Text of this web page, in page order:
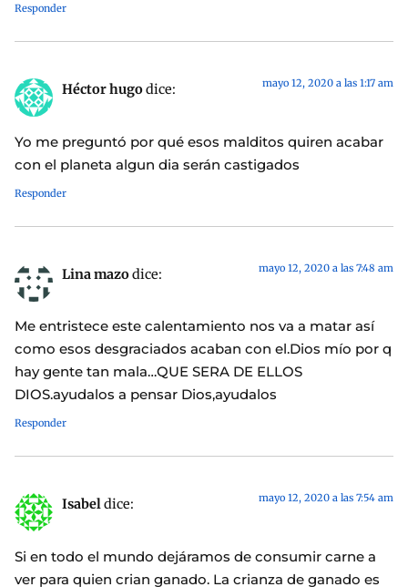
Responder
Héctor hugodice: mayo 12, 2020 a las 1:17 am
Yo me preguntó por qué esos malditos quiren acabar
con el planeta algun dia serán castigados
Responder
Lina mazodice: mayo 12, 2020 a las 7:48 am
Me entristece este calentamiento nos va a matar así
como esos desgraciados acaban con el.Dios mío por q
hay gente tan mala…QUE SERA DE ELLOS
DIOS.ayudalos a pensar Dios,ayudalos
Responder
Isabeldice: mayo 12, 2020 a las 7:54 am
Si en todo el mundo dejáramos de consumir carne a
ver para quien crian ganado. La crianza de ganado es